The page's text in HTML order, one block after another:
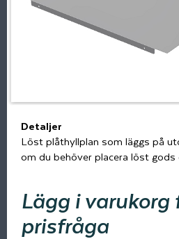
Detaljer
Löst plåthyllplan som läggs på
om du behöver placera löst gods
Lägg i varukorg
prisfråga